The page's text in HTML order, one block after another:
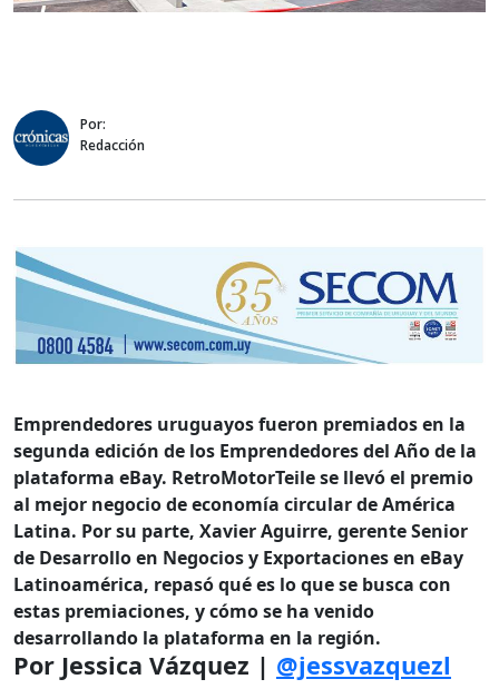
Por:
Redacción
Emprendedores uruguayos fueron premiados en la
segunda edición de los Emprendedores del Año de la
plataforma eBay. RetroMotorTeilese llevó el premio
al mejor negocio de economía circular de América
Latina. Por su parte, Xavier Aguirre, gerente Senior
de Desarrollo en Negocios y Exportaciones en eBay
Latinoamérica, repasó qué es lo que se busca con
estas premiaciones, y cómo se ha venido
desarrollando la plataforma en la región.
Por Jessica Vázquez | @jessvazquezl